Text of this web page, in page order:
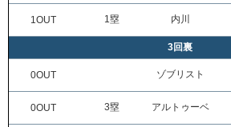
1OUT 1塁 内川
3回裏
0OUT ゾブリスト
0OUT 3塁 アルトゥーベ